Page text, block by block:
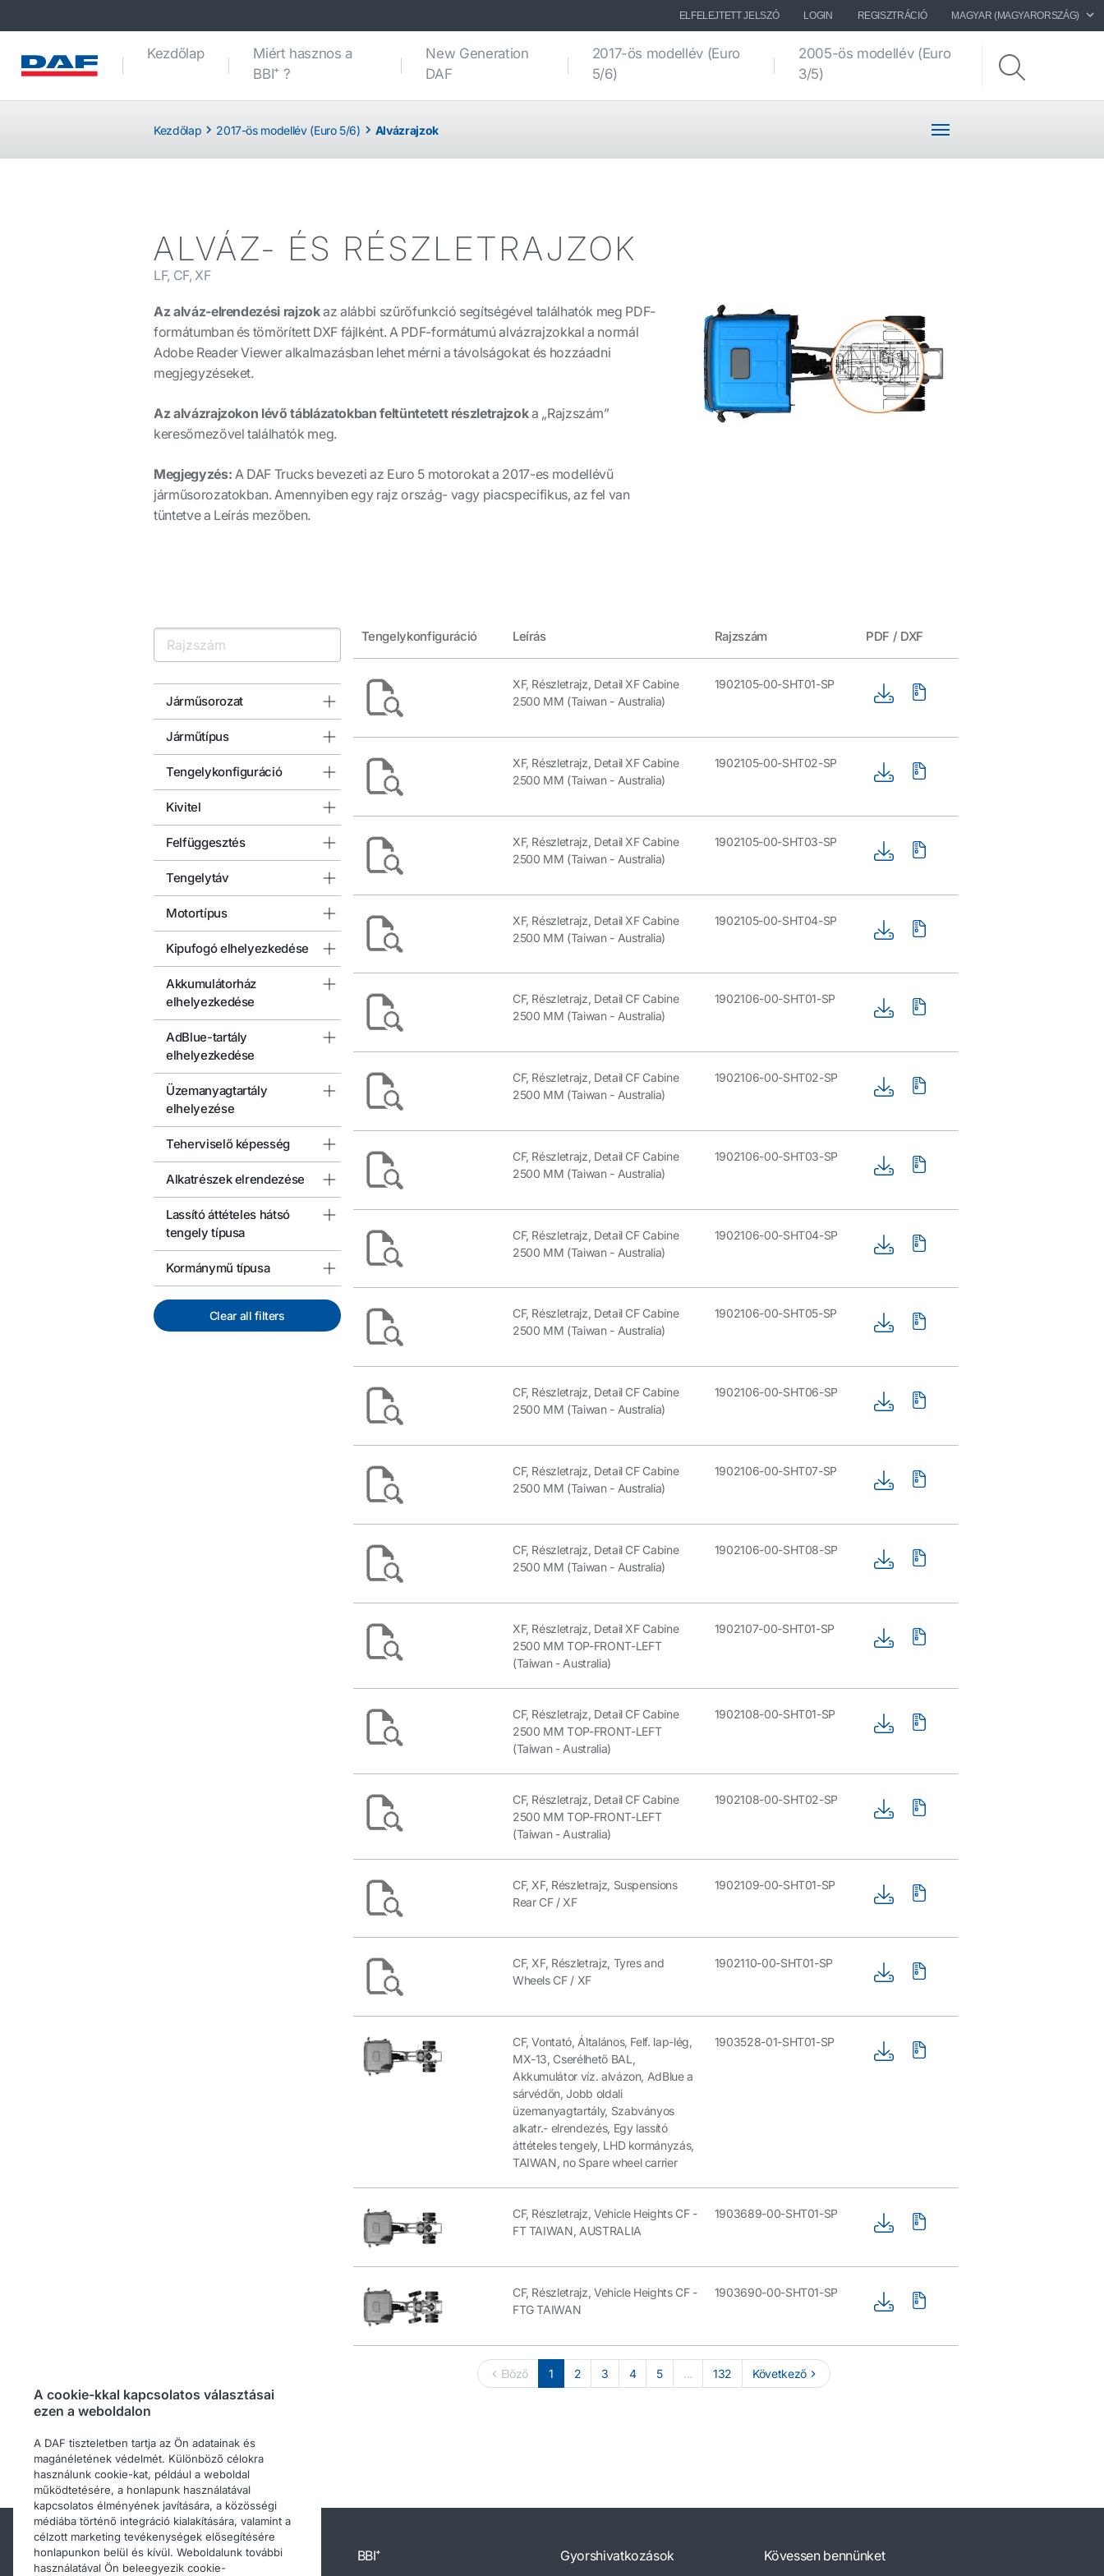
ELFELEJTETT JELSZÓ LOGIN REGISZTRÁCIÓ MAGYAR (MAGYARORSZÁG)
Kezdőlap
Miért hasznos a
BBI⁺ ?
New Generation
DAF
2017-ös modellév (Euro
5/6)
2005-ös modellév (Euro
3/5)
Alvázrajzok
Kezdőlap 2017-ös modellév (Euro 5/6) Alvázrajzok
ALVÁZ- ÉS RÉSZLETRAJZOK
LF, CF, XF
Az alváz-elrendezési rajzokaz alábbi szűrőfunkció segítségével találhatók meg PDF-
formátumban és tömörítettDXF fájlként. A PDF-formátumú alvázrajzokkal a normál
Adobe Reader Viewer alkalmazásban lehet mérni a távolságokat és hozzáadni
megjegyzéseket.
Az alvázrajzokon lévő táblázatokban feltüntetett részletrajzoka „Rajzszám”
keresőmezővel találhatók meg.
Megjegyzés: A DAF Trucks bevezeti az Euro 5 motorokat a 2017-es modellévű
járműsorozatokban. Amennyiben egy rajz ország- vagy piacspecifikus, az fel van
tüntetve a Leírás mezőben.
Járműsorozat
Járműtípus
Tengelykonfiguráció
Kivitel
Felfüggesztés
Tengelytáv
Motortípus
Kipufogó elhelyezkedése
Akkumulátorház
elhelyezkedése
AdBlue-tartály
elhelyezkedése
Üzemanyagtartály
elhelyezése
Teherviselő képesség
Alkatrészek elrendezése
Lassító áttételes hátsó
tengely típusa
Kormánymű típusa
Clear all filters
Tengelykonfiguráció Leírás Rajzszám PDF / DXF
XF, Részletrajz, Detail XF Cabine
2500 MM (Taiwan - Australia)
1902105-00-SHT01-SP
XF, Részletrajz, Detail XF Cabine
2500 MM (Taiwan - Australia)
1902105-00-SHT02-SP
XF, Részletrajz, Detail XF Cabine
2500 MM (Taiwan - Australia)
1902105-00-SHT03-SP
XF, Részletrajz, Detail XF Cabine
2500 MM (Taiwan - Australia)
1902105-00-SHT04-SP
CF, Részletrajz, Detail CF Cabine
2500 MM (Taiwan - Australia)
1902106-00-SHT01-SP
CF, Részletrajz, Detail CF Cabine
2500 MM (Taiwan - Australia)
1902106-00-SHT02-SP
CF, Részletrajz, Detail CF Cabine
2500 MM (Taiwan - Australia)
1902106-00-SHT03-SP
CF, Részletrajz, Detail CF Cabine
2500 MM (Taiwan - Australia)
1902106-00-SHT04-SP
CF, Részletrajz, Detail CF Cabine
2500 MM (Taiwan - Australia)
1902106-00-SHT05-SP
CF, Részletrajz, Detail CF Cabine
2500 MM (Taiwan - Australia)
1902106-00-SHT06-SP
CF, Részletrajz, Detail CF Cabine
2500 MM (Taiwan - Australia)
1902106-00-SHT07-SP
CF, Részletrajz, Detail CF Cabine
2500 MM (Taiwan - Australia)
1902106-00-SHT08-SP
XF, Részletrajz, Detail XF Cabine
2500 MM TOP-FRONT-LEFT
(Taiwan - Australia)
1902107-00-SHT01-SP
CF, Részletrajz, Detail CF Cabine
2500 MM TOP-FRONT-LEFT
(Taiwan - Australia)
1902108-00-SHT01-SP
CF, Részletrajz, Detail CF Cabine
2500 MM TOP-FRONT-LEFT
(Taiwan - Australia)
1902108-00-SHT02-SP
CF, XF, Részletrajz, Suspensions
Rear CF / XF
1902109-00-SHT01-SP
CF, XF, Részletrajz, Tyres and
Wheels CF / XF
1902110-00-SHT01-SP
CF, Vontató, Általános, Felf. lap-lég,
MX-13, Cserélhető BAL,
Akkumulátor víz. alvázon, AdBlue a
sárvédőn, Jobb oldali
üzemanyagtartály, Szabványos
alkatr.- elrendezés, Egy lassító
áttételes tengely, LHD kormányzás,
TAIWAN, no Spare wheel carrier
1903528-01-SHT01-SP
CF, Részletrajz, Vehicle Heights CF -
FT TAIWAN, AUSTRALIA
1903689-00-SHT01-SP
CF, Részletrajz, Vehicle Heights CF -
FTG TAIWAN
1903690-00-SHT01-SP
Előző 1 2 3 4 5 ... 132 Következő
Egyéb DAF webhelyek BBI⁺ Gyorshivatkozások Kövessen bennünket
A cookie-kkal kapcsolatos választásai
ezen a weboldalon
A DAF tiszteletben tartja az Ön adatainak és
magánéletének védelmét. Különböző célokra
használunk cookie-kat, például a weboldal
működtetésére, a honlapunk használatával
kapcsolatos élményének javítására, a közösségi
médiába történő integráció kialakítására, valamint a
célzott marketing tevékenységek elősegítésére
honlapunkon belül és kívül. Weboldalunk további
használatával Ön beleegyezik cookie-